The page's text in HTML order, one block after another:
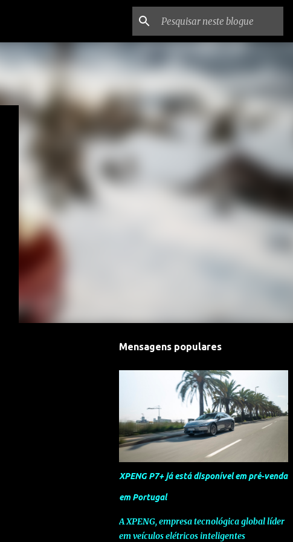
Mensagens populares
XPENG P7+ já está disponível em pré-venda
em Portugal
A XPENG, empresa tecnológica global líder
em veículos elétricos inteligentes